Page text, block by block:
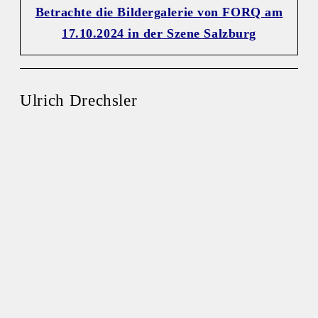
Betrachte die Bildergalerie von FORQ am
17.10.2024 in der Szene Salzburg
Ulrich Drechsler